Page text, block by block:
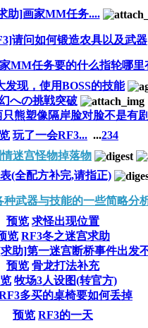
助]画家MM任务....
请问如何锻造农具以及武器
MM任务要的什么指轮哪里
发现，使用BOSS的技能
への挑戦突破
只熊塑像隔岸脸对脸不是有
玩了一会RF3... ...234
迷宫怪物掉落物
(全配方补完,请指正)
武器与技能的一些简略分
预览 求怪出现位置
览 RF3冬之迷宫求助
助]第一迷宫断桥事件出发
预览 骨龙打法补充
牧场3人设图(转官方)
多买的桌椅要如何丢掉
预览 RF3的一天